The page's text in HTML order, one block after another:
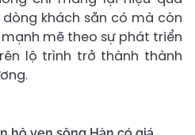
khách sẵn có mà còn
mẽ theo sự phát triển
lộ trình trở thành thành